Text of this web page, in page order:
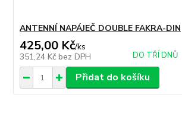
ANTENNÍ NAPÁJEČ DOUBLE FAKRA-DIN
425,00 Kč/ks
351,24 Kč bez DPH DO TŘÍ DNŮ
Přidat do košíku